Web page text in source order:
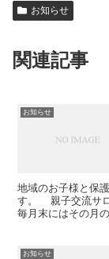
お知らせ
関連記事
お知らせ
地域のお子様と保
す。 親子交流サロ
毎月末にはその月
お知らせ